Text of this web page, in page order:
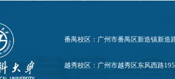
番禺校区：广州市番禺区新造镇新造
越秀校区：广州市越秀区东风西路195